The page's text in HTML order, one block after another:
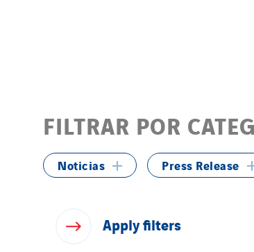
FILTRAR POR
Noticias Press Release
Applyfilters